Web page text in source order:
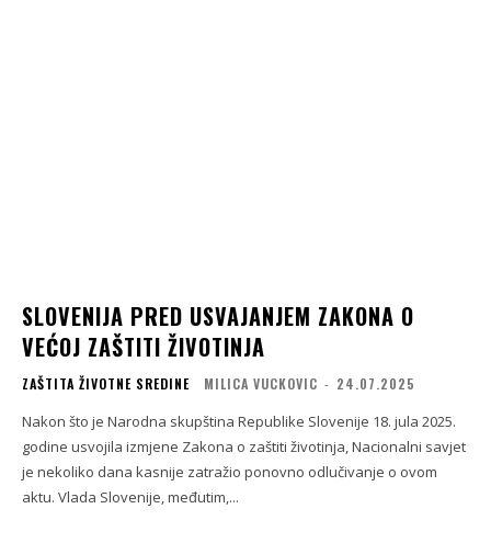
SLOVENIJA PRED USVAJANJEM ZAKONA O
VEĆOJ ZAŠTITI ŽIVOTINJA
ZAŠTITA ŽIVOTNE SREDINE MILICA VUCKOVIC - 24.07.2025
Nakon što je Narodna skupština Republike Slovenije 18. jula 2025.
godine usvojila izmjene Zakona o zaštiti životinja, Nacionalni savjet
je nekoliko dana kasnije zatražio ponovno odlučivanje o ovom
aktu. Vlada Slovenije, međutim,...